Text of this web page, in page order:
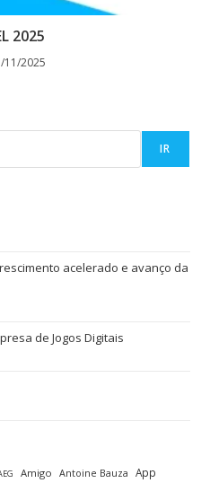
2025
11/2025
IR
acelerado e avanço da
de Jogos Digitais
Amigo Antoine Bauza App